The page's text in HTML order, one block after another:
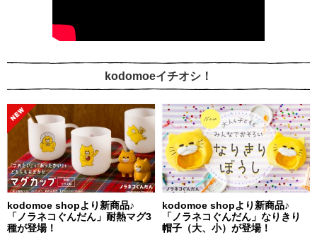
kodomoeイチオシ！
kodomoe shopより新商品♪
「ノラネコぐんだん」耐熱マグ3
種が登場！
kodomoe shopより新商品♪
「ノラネコぐんだん」なりきり
帽子（大、小）が登場！